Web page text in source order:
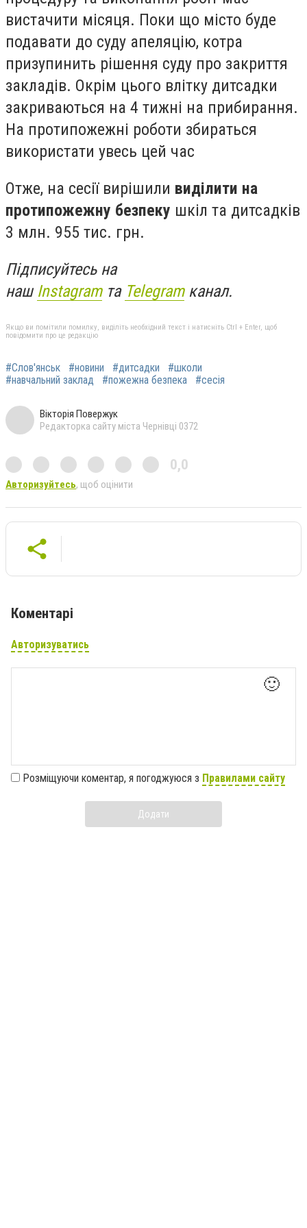
вистачити місяця. Поки що місто буде
подавати до суду апеляцію, котра
призупинить рішення суду про закриття
закладів. Окрім цього влітку дитсадки
закриваються на 4 тижні на прибирання.
На протипожежні роботи збираться
використати увесь цей час
Отже, на сесії вирішили виділити на
протипожежну безпеку шкіл та дитсадків
3 млн. 955 тис. грн.
Підписуйтесь на
наш Instagramта Telegramканал.
Якщо ви помітили помилку, виділіть необхідний текст і натисніть Ctrl + Enter, щоб
повідомити про це редакцію
#Слов'янськ #новини #дитсадки
#школи
#навчальний заклад
#пожежна безпека #сесія
Вікторія Повержук
Редакторка сайту міста Чернівці 0372
0,0
Авторизуйтесь, щоб оцінити
Коментарі
Авторизуватись
🙂
Розміщуючи коментар, я погоджуюся з Правилами сайту
Додати